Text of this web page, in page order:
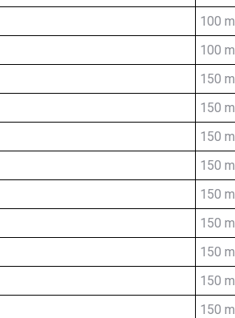
100
100
150
150
150
150
150
150
150
150
150